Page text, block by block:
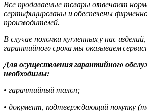
Все продаваемые товары отвечают
сертифицированы и обеспечены
производителей.
В случае поломки купленных у нас
гарантийного срока мы оказываем
Для осуществления гарантийного
необходимы:
• гарантийный талон;
• документ, подтверждающий покупку